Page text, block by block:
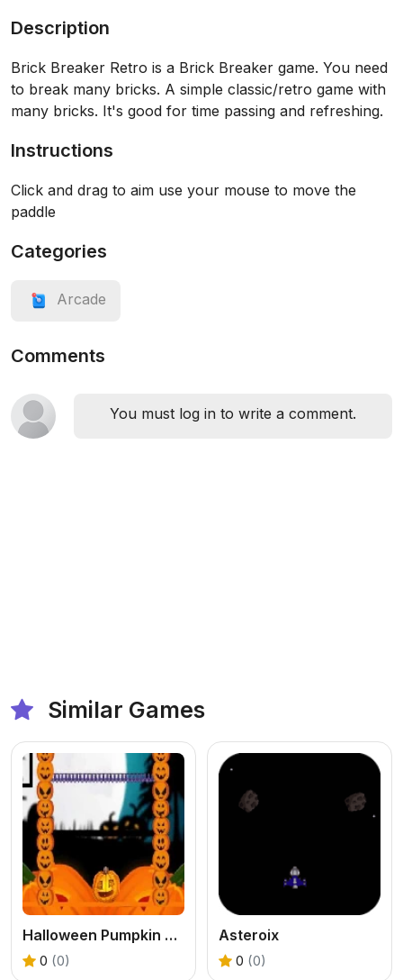
Description
Brick Breaker Retro is a Brick Breaker game. You need
to break many bricks. A simple classic/retro game with
many bricks. It's good for time passing and refreshing.
Instructions
Click and drag to aim use your mouse to move the
paddle
Categories
Arcade
Comments
You must log in to write a comment.
Similar Games
Halloween Pumpkin Jumping
0 (0)
Asteroix
0 (0)